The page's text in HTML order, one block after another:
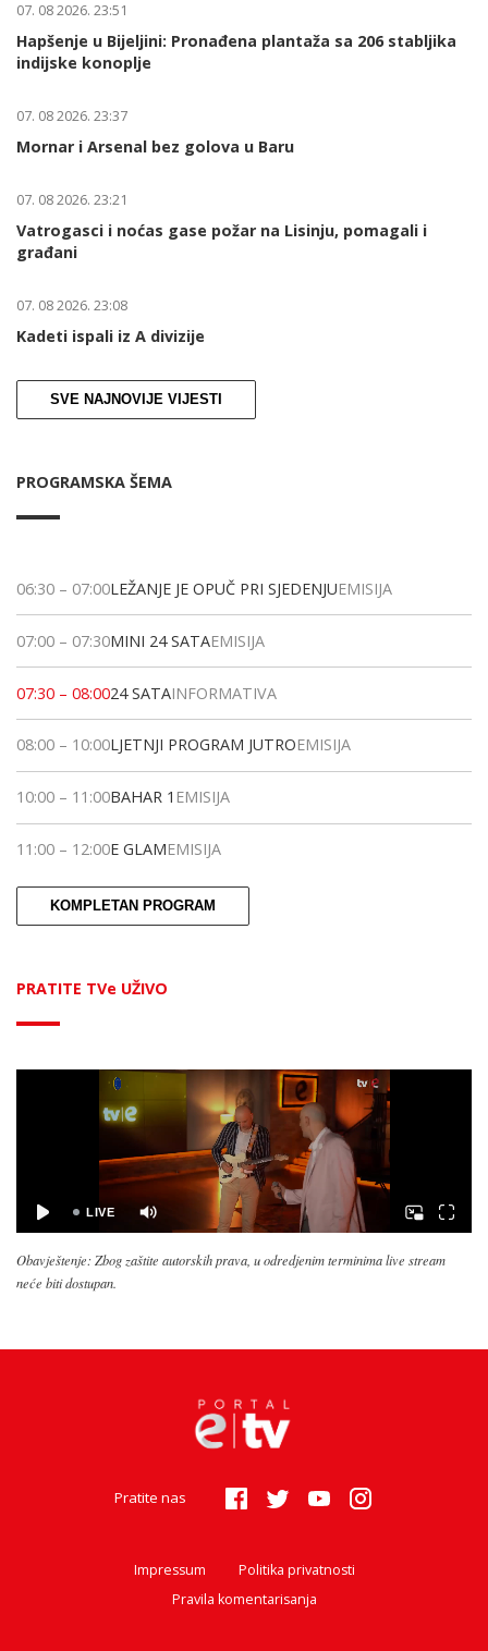
07. 08 2026. 23:51
Hapšenje u Bijeljini: Pronađena plantaža sa 206 stabljika
indijske konoplje
07. 08 2026. 23:37
Mornar i Arsenal bez golova u Baru
07. 08 2026. 23:21
Vatrogasci i noćas gase požar na Lisinju, pomagali i
građani
07. 08 2026. 23:08
Kadeti ispali iz A divizije
SVE NAJNOVIJE VIJESTI
PROGRAMSKA ŠEMA
06:30 – 07:00LEŽANJE JE OPUČ PRI SJEDENJUEMISIJA
07:00 – 07:30MINI 24 SATAEMISIJA
07:30 – 08:0024 SATAINFORMATIVA
08:00 – 10:00LJETNJI PROGRAM JUTROEMISIJA
10:00 – 11:00BAHAR 1 EMISIJA
11:00 – 12:00E GLAMEMISIJA
KOMPLETAN PROGRAM
PRATITE TVe UŽIVO
Obavještenje: Zbog zaštite autorskih prava, u odredjenim terminima live stream
neće biti dostupan.
Pratite nas
Impressum
Politika privatnosti
Pravila komentarisanja